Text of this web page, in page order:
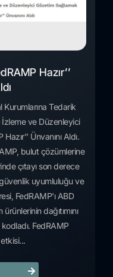
Hazır’’
Tedarik
İzleme ve Düzenleyici
Ünvanını Aldı.
bulut çözümlerine
çıtayı son derece
uyumluluğu ve
FedRAMP'ı ABD
dağıtımını
FedRAMP